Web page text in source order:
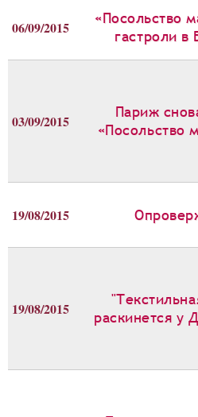
06/09/2015
«Посольство
гастроли в
03/09/2015
Париж
«Посольство
19/08/2015
19/08/2015
раскинется у